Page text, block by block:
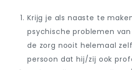
Krijg je als naaste te
psychische problemen
de zorg nooit helemaal
persoon dat hij/zij ook